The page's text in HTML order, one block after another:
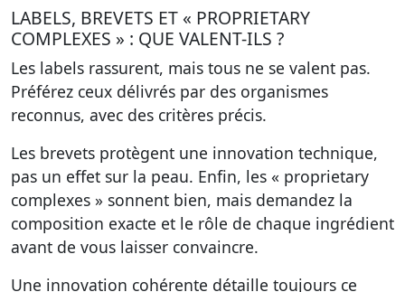
LABELS, BREVETS ET « PROPRIETARY
COMPLEXES » : QUE VALENT-ILS ?
Les labels rassurent, mais tous ne se valent pas.
Préférez ceux délivrés par des organismes
reconnus, avec des critères précis.
Les brevets protègent une innovation technique,
pas un effet sur la peau. Enfin, les « proprietary
complexes » sonnent bien, mais demandez la
composition exacte et le rôle de chaque ingrédient
avant de vous laisser convaincre.
Une innovation cohérente détaille toujours ce